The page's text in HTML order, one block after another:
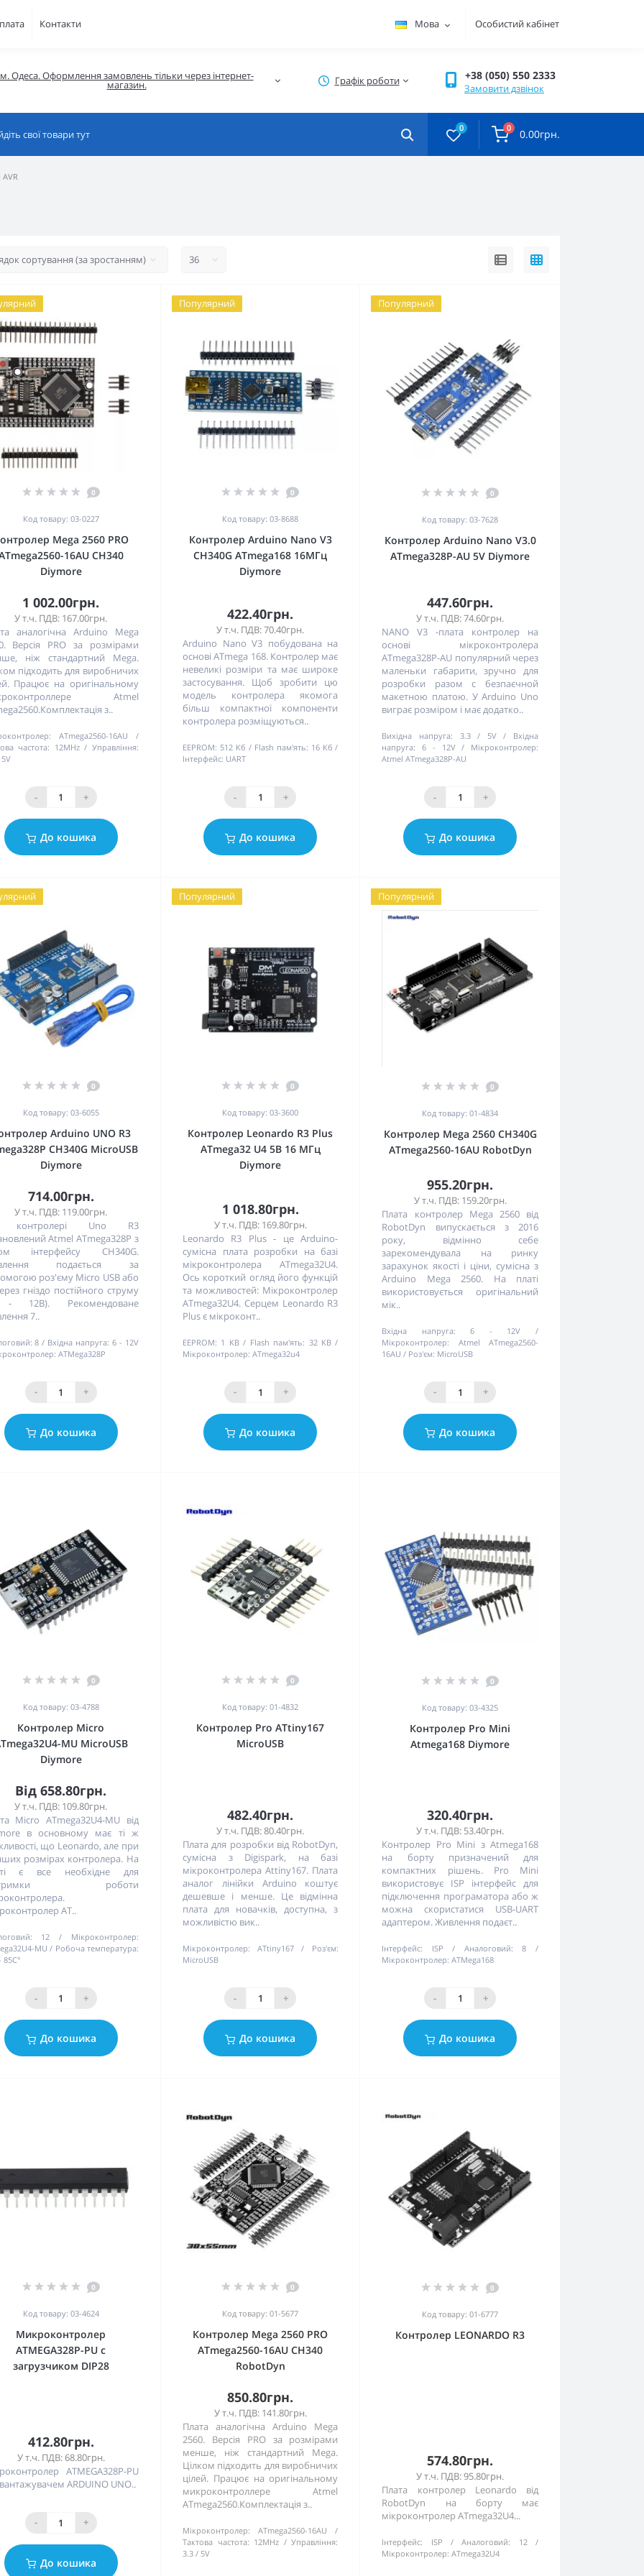
Контакти Мова Особистий кабінет
м. Одеса. Оформлення замовлень тільки через інтернет-
магазин. Графік роботи +38 (050) 550 2333
Замовити дзвінок
0 0 0.00грн.
0
Код товару: 03-0227
Mega 2560 PRO
16AU CH340
Diymore
1 002.00грн.
У т.ч. ПДВ: 167.00грн.
аналогічна Arduino Mega
Версія PRO за розмірами
ніж стандартний Mega.
підходить для виробничих
Працює на оригінальному
Atmel
з..
ATmega2560-16AU
частота: 12MHz
Управління:
- +
До кошика
Популярний
0
Код товару: 03-8688
Контролер Arduino Nano V3
CH340G ATmega168 16МГц
Diymore
422.40грн.
У т.ч. ПДВ: 70.40грн.
Arduino Nano V3 побудована на
основі ATmega 168. Контролер має
невеликі розміри та має широке
застосування. Щоб зробити цю
модель контролера якомога
більш компактної компоненти
контролера розміщуються..
EEPROM: 512 Кб Flash пам'ять: 16 Кб
Інтерфейс: UART
- +
До кошика
Популярний
0
Код товару: 03-7628
Контролер Arduino Nano V3.0
ATmega328P-AU 5V Diymore
447.60грн.
У т.ч. ПДВ: 74.60грн.
NANO V3 -плата контролер на
основі мікроконтролера
ATmega328P-AU популярний через
маленьки габарити, зручно для
розробки разом с безпаєчной
макетною платою. У Arduino Uno
виграє розміром і має додатко..
Вихідна напруга: 3.3 / 5V
Вхідна
напруга:
6 - 12V
Мікроконтролер:
Atmel ATmega328P-AU
- +
До кошика
0
Код товару: 03-6055
Arduino UNO R3
CH340G MicroUSB
Diymore
714.00грн.
У т.ч. ПДВ: 119.00грн.
контролері Uno R3
Atmel ATmega328P з
інтерфейсу CH340G.
подається за
роз'єму Micro USB або
гніздо постійного струму
12В). Рекомендоване
7..
8 Вхідна напруга: 6 - 12V
ATMega328P
- +
До кошика
Популярний
0
Код товару: 03-3600
Контролер Leonardo R3 Plus
ATmega32 U4 5В 16 МГц
Diymore
1 018.80грн.
У т.ч. ПДВ: 169.80грн.
Leonardo R3 Plus - це Arduino-
сумісна плата розробки на базі
мікроконтролера ATmega32U4.
Ось короткий огляд його функцій
та можливостей: Мікроконтролер
ATmega32U4. Серцем Leonardo R3
Plus є мікроконт..
EEPROM: 1 KB Flash пам'ять: 32 KB
Мікроконтролер: ATmega32u4
- +
До кошика
Популярний
0
Код товару: 01-4834
Контролер Mega 2560 CH340G
ATmega2560-16AU RobotDyn
955.20грн.
У т.ч. ПДВ: 159.20грн.
Плата контролер Mega 2560 від
RobotDyn випускається з 2016
року, відмінно себе
зарекомендувала на ринку
зарахунок якості і ціни, сумісна з
Arduino Mega 2560. На платі
використовується оригінальний
мік..
Вхідна напруга:
6 - 12V
Мікроконтролер:
Atmel ATmega2560-
16AU
Роз'єм: MicroUSB
- +
До кошика
0
Код товару: 03-4788
Контролер Micro
MU MicroUSB
Diymore
Від 658.80грн.
У т.ч. ПДВ: 109.80грн.
Micro ATmega32U4-MU від
в основному має ті ж
що Leonardo, але при
розмірах контролера. На
є все необхідне для
роботи
AT..
12
Мікроконтролер:
MU
Робоча температура:
85С°
- +
До кошика
0
Код товару: 01-4832
Контролер Pro ATtiny167
MicroUSB
482.40грн.
У т.ч. ПДВ: 80.40грн.
Плата для розробки від RobotDyn,
сумісна з Digispark, на базі
мікроконтролера Attiny167. Плата
аналог лінійки Arduino коштує
дешевше і менше. Це відмінна
плата для новачків, доступна, з
можливістю вик..
Мікроконтролер: ATtiny167
Роз'єм:
MicroUSB
- +
До кошика
0
Код товару: 03-4325
Контролер Pro Mini
Atmega168 Diymore
320.40грн.
У т.ч. ПДВ: 53.40грн.
Контролер Pro Mini з Atmega168
на борту призначений для
компактних рішень. Pro Mini
використовує ISP інтерфейс для
підключення програматора або ж
можна скористатися USB-UART
адаптером. Живлення подаєт..
Інтерфейс: ISP Аналоговий:
8
Мікроконтролер: ATMega168
- +
До кошика
0
Код товару: 03-4624
Микроконтролер
ATMEGA328P-PU с
загрузчиком DIP28
412.80грн.
У т.ч. ПДВ: 68.80грн.
ATMEGA328P-PU
ARDUINO UNO..
- +
До кошика
0
Код товару: 01-5677
Контролер Mega 2560 PRO
ATmega2560-16AU CH340
RobotDyn
850.80грн.
У т.ч. ПДВ: 141.80грн.
Плата аналогічна Arduino Mega
2560. Версія PRO за розмірами
менше, ніж стандартний Mega.
Цілком підходить для виробничих
цілей. Працює на оригінальному
микроконтроллере Atmel
ATmega2560.Комплектація з..
Мікроконтролер:
ATmega2560-16AU
Тактова частота: 12MHz
Управління:
3.3 / 5V
0
Код товару: 01-6777
Контролер LEONARDO R3
574.80грн.
У т.ч. ПДВ: 95.80грн.
Плата контролер Leonardo від
RobotDyn на борту має
мікроконтролер ATmega32U4...
Інтерфейс: ISP Аналоговий:
12
Мікроконтролер: ATmega32U4